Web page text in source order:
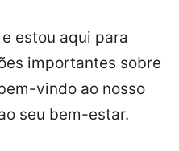
estou aqui para
importantes sobre
vindo ao nosso
seu bem-estar.